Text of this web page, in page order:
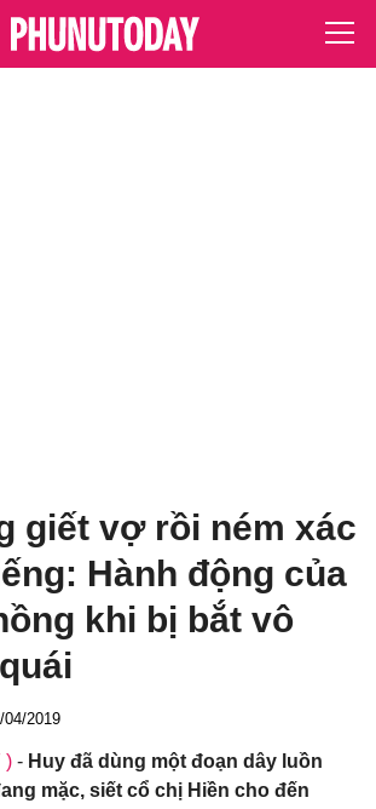
giết vợ rồi ném xác
Hành động của
khi bị bắt vô
2019
) - Huy đã dùng một đoạn dây luồn
mặc, siết cổ chị Hiền cho đến